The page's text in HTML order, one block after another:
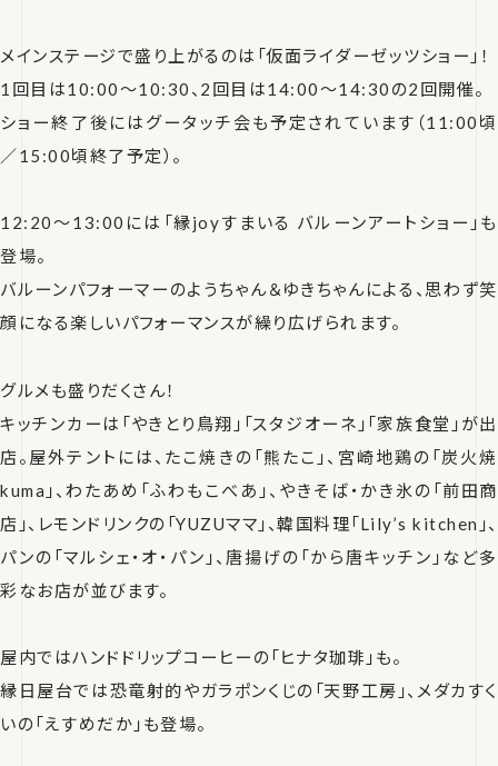
メインステージで盛り上がるのは「仮面ライダーゼッツショー」！
1回目は10:00〜10:30、2回目は14:00〜14:30の2回開催。
ショー終了後にはグータッチ会も予定されています（11:00頃
／15:00頃終了予定）。
12:20〜13:00には「縁joyすまいる バルーンアートショー」も
登場。
バルーンパフォーマーのようちゃん＆ゆきちゃんによる、思わず笑
顔になる楽しいパフォーマンスが繰り広げられます。
グルメも盛りだくさん！
キッチンカーは「やきとり鳥翔」「スタジオーネ」「家族食堂」が出
店。屋外テントには、たこ焼きの「熊たこ」、宮崎地鶏の「炭火焼
kuma」、わたあめ「ふわもこべあ」、やきそば・かき氷の「前田商
店」、レモンドリンクの「YUZUママ」、韓国料理「Lily’s kitchen」、
パンの「マルシェ・オ・パン」、唐揚げの「から唐キッチン」など多
彩なお店が並びます。
屋内ではハンドドリップコーヒーの「ヒナタ珈琲」も。
縁日屋台では恐竜射的やガラポンくじの「天野工房」、メダカすく
いの「えすめだか」も登場。